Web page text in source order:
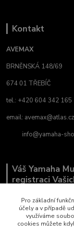
Kontakt
AVEMAX
BRNĚNSKÁ 148/69
674 01 TŘEBÍČ
tel.: +420 604 342 165
email: avemax@atlas.cz
info@yamaha-
Váš Yamaha
registraci
co Vás zajímá.
Pro základní
účely a v případě
využíváme
cookies můžete